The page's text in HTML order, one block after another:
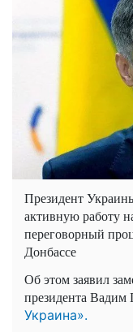
Президент
активную работу
переговорный
Донбассе
Об этом заявил
президента Вадим
Украина».